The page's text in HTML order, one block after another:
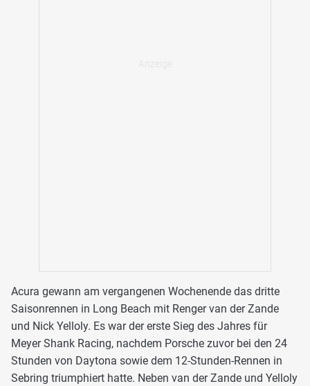
Acura gewann am vergangenen Wochenende das dritte
Saisonrennen in Long Beach mit Renger van der Zande
und Nick Yelloly. Es war der erste Sieg des Jahres für
Meyer Shank Racing, nachdem Porsche zuvor bei den 24
Stunden von Daytona sowie dem 12-Stunden-Rennen in
Sebring triumphiert hatte. Neben van der Zande und Yelloly